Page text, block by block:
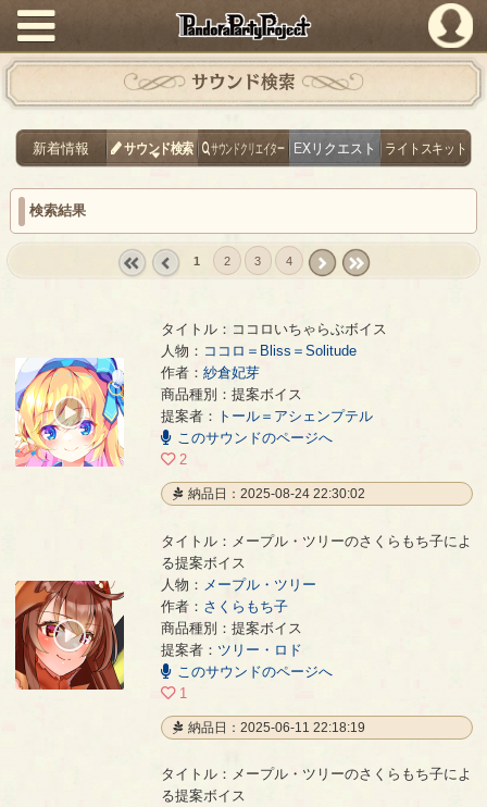
PandoraPartyProject
サウンド検索
新着情報 サウンド検索 サウンドクリエイター EXリクエスト ライトスキット
検索結果
1 2 3 4
ココロいちゃらぶボイス - 紗倉妃芽
00:00
00:16
タイトル：ココロいちゃらぶボイス
人物： ココロ＝Bliss＝Solitude
作者： 紗倉妃芽
商品種別：提案ボイス
提案者： トール＝アシェンプテル
このサウンドのページへ
2
納品日：2025-08-24 22:30:02
メープル・ツリーのさくらもち子による提案ボイス
タイトル：メープル・ツリーのさくらもち子によ
る提案ボイス
人物： メープル・ツリー
作者： さくらもち子
商品種別：提案ボイス
提案者： ツリー・ロド
このサウンドのページへ
1
納品日：2025-06-11 22:18:19
タイトル：メープル・ツリーのさくらもち子によ
る提案ボイス